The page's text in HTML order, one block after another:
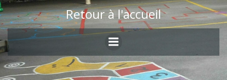
Skip
to
content
Retour à l'accueil